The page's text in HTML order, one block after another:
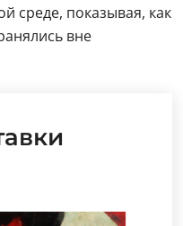
среде, показывая, как
вне